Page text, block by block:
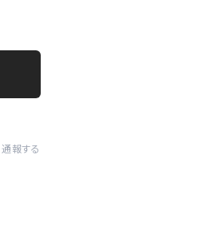
通報する